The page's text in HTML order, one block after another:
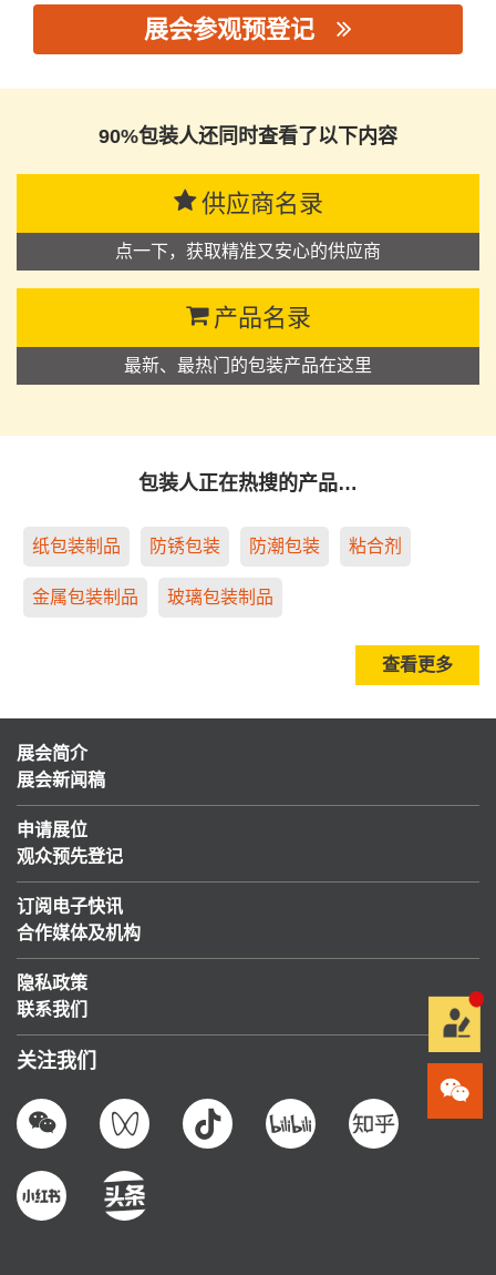
展会参观预登记
90%包装人还同时查看了以下内容
供应商名录
点一下，获取精准又安心的供应商
产品名录
最新、最热门的包装产品在这里
包装人正在热搜的产品…
纸包装制品 防锈包装 防潮包装 粘合剂
金属包装制品 玻璃包装制品
查看更多
展会简介
展会新闻稿
申请展位
观众预先登记
订阅电子快讯
合作媒体及机构
隐私政策
联系我们
关注我们